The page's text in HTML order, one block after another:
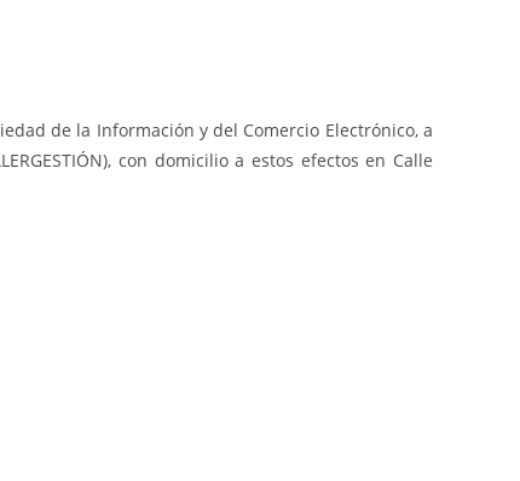
de la Información y del Comercio Electrónico, a
con domicilio a estos efectos en Calle